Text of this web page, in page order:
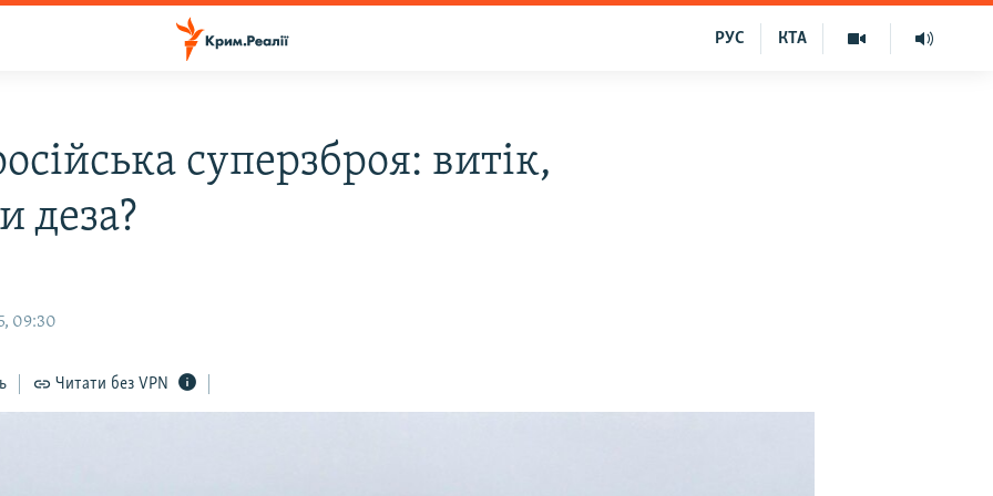
КТА
РУС
суперзброя: витік,
деза?
09:30
Читати без VPN